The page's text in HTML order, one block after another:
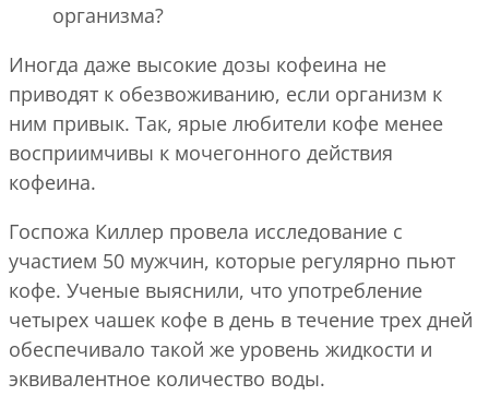
организма?
Иногда даже высокие дозы кофеина не
приводят к обезвоживанию, если организм к
ним привык. Так, ярые любители кофе менее
восприимчивы к мочегонного действия
кофеина.
Госпожа Киллер провела исследование с
участием 50 мужчин, которые регулярно пьют
кофе. Ученые выяснили, что употребление
четырех чашек кофе в день в течение трех дней
обеспечивало такой же уровень жидкости и
эквивалентное количество воды.